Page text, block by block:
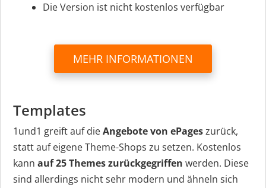
Die Version ist nicht kostenlos verfügbar
MEHR INFORMATIONEN
Templates
1und1 greift auf dieAngebote von ePageszurück,
statt auf eigene Theme-Shops zu setzen. Kostenlos
kannauf 25 Themes zurückgegriffen werden. Diese
sind allerdings nicht sehr modern und ähneln sich